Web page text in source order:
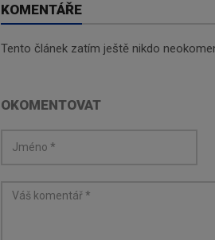
KOMENTÁŘE
Tento článek zatím ještě nikdo
OKOMENTOVAT